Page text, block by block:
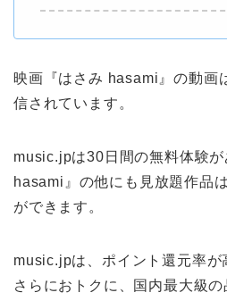
映画『はさみ hasami』の動画
信されています。
music.jpは30日間の無料体験
hasami』の他にも見放題作品
ができます。
music.jpは、ポイント還元率が
さらにおトクに、国内最大級